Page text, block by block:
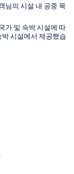
님의 시설 내 공중 목
가 및 숙박 시설에 따
시설에서 제공했습